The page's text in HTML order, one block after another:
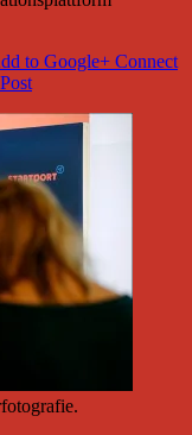
to Google+ Connect